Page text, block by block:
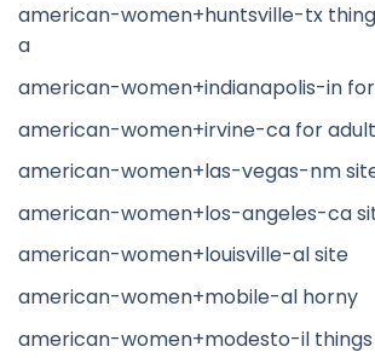
american-women+huntsville-tx
a
american-women+indianapolis-in
american-women+irvine-ca for
american-women+las-vegas-nm
american-women+los-angeles-ca
american-women+louisville-al site
american-women+mobile-al horny
american-women+modesto-il